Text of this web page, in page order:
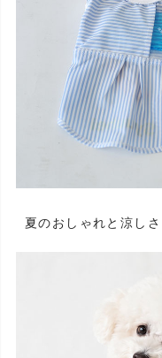
夏のおしゃれと涼し